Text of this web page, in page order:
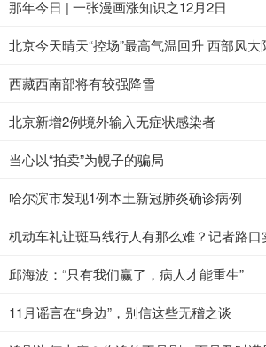
那年今日 | 一张漫画涨知识之12月2日
北京今天晴天“控场”最高气温回升 西部风
西藏西南部将有较强降雪
北京新增2例境外输入无症状感染者
当心以“拍卖”为幌子的骗局
哈尔滨市发现1例本土新冠肺炎确诊病例
机动车礼让斑马线行人有那么难？记者路口
邱海波：“只有我们赢了，病人才能重生”
11月谣言在“身边”，别信这些无稽之谈